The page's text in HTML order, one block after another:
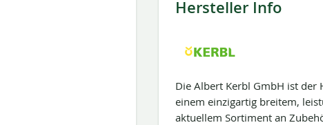
Hersteller Info
Die Albert Kerbl GmbH ist der
einem einzigartig breitem,
aktuellem Sortiment an